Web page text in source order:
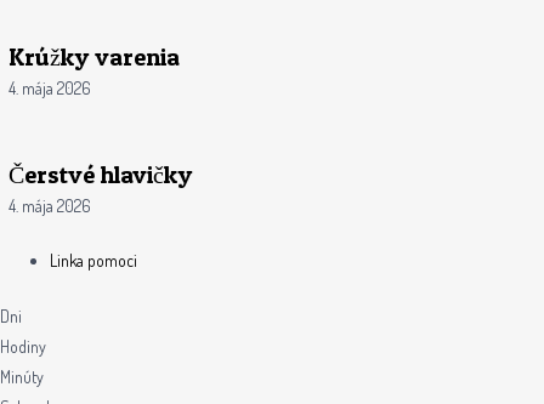
Krúžky varenia
4. mája 2026
Čerstvé hlavičky
4. mája 2026
Linka pomoci
Dni
Hodiny
Minúty